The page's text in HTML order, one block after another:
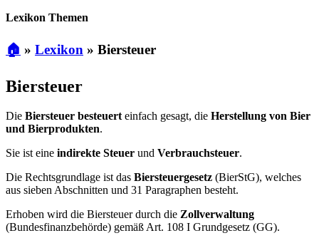
Lexikon Themen
🏠 » Lexikon » Biersteuer
Biersteuer
Die Biersteuer besteuerteinfach gesagt, die Herstellung von Bier
und Bierprodukten.
Sie ist eine indirekte Steuer und Verbrauchsteuer.
Die Rechtsgrundlage ist das Biersteuergesetz (BierStG), welches
aus sieben Abschnitten und 31 Paragraphen besteht.
Erhoben wird die Biersteuer durch die Zollverwaltung
(Bundesfinanzbehörde) gemäß Art. 108 I Grundgesetz (GG).